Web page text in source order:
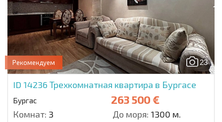
23
Рекомендуем
ID 14236 Трехкомнатная квартира в Бургасе
Бургас 263 500 €
Комнат: 3 До моря: 1300 м.